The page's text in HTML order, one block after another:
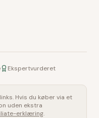
Ekspertvurderet
Hvis du køber via et
uden ekstra
erklæring.